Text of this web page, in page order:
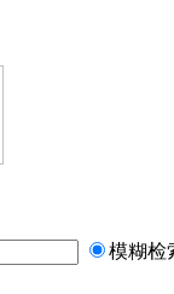
模糊检